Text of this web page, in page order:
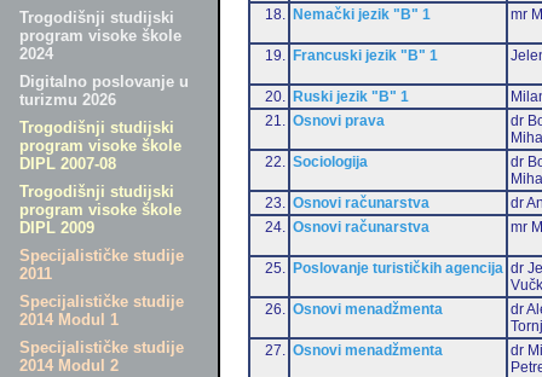
Trogodišnji studijski
program visoke škole
2024
Digitalno poslovanje u
turizmu 2026
Trogodišnji studijski
program visoke škole
DIPL 2007-08
Trogodišnji studijski
program visoke škole
DIPL 2009
Specijalističke studije
2011
Specijalističke studije
2014 Modul 1
Specijalističke studije
2014 Modul 2
18.
Nemački jezik "B" 1 mr
19. Francuski jezik "B" 1
20. Ruski jezik "B" 1
21.
Osnovi prava
dr
22.
Sociologija
dr
23.
Osnovi računarstva
dr
24.
Osnovi računarstva mr
25. Poslovanje turističkih agencija dr
26.
Osnovi menadžmenta
dr
27.
Osnovi menadžmenta
dr